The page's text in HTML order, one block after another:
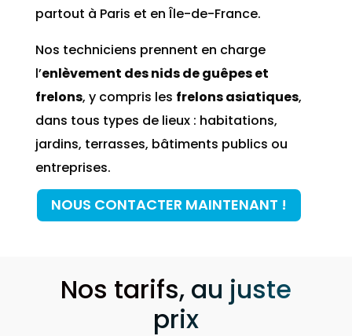
partout à Paris et en Île-de-France.
Nos techniciens prennent en charge
l’enlèvement des nids de guêpes et
frelons, y compris les frelons asiatiques,
dans tous types de lieux : habitations,
jardins, terrasses, bâtiments publics ou
entreprises.
NOUS CONTACTER MAINTENANT !
Nos tarifs, au juste
prix